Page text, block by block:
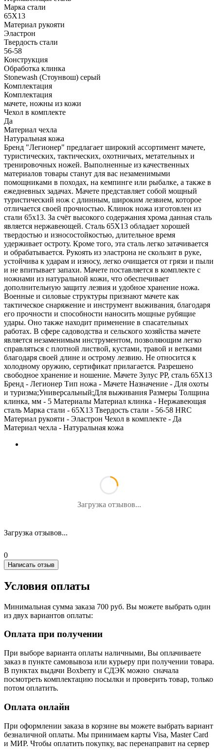
Марка стали
65Х13
Материал рукояти
Эластрон
Твердость стали
56-58
Конструкция
Обработка клинка
Stonewash (Стоунвош) серый
Комплектация
Комплектация
мачете, ножны из кожи
Чехол в комплекте
Да
Материал чехла
Натуральная кожа
Бренд "Легионер" предлагает широкий ассортимент мачете,
туристических, тактических, охотничьих, метательных и
тренировочных ножей. Выполненные из качественных
материалов товары станут для вас незаменимыми
помощниками в походах, на кемпинге или рыбалке, а также в
ежедневных задачах. Мачете представляет собой мощный
туристический нож с длинным, широким лезвием, которое
отличается своей прочностью. Клинок ножа изготовлен из
стали 65х13. За счёт высокого содержания хрома данная сталь
является нержавеющей. Сталь 65Х13 обладает хорошей
твердостью и износостойкостью, длительное время
удерживает остроту. Кроме того, эта сталь легко затачивается
и обрабатывается. Рукоять из эластрона не скользит в руке,
устойчива к ударам и износу, легко очищается от грязи и пыли
и не впитывает запахи. Мачете поставляется в комплекте с
ножнами из натуральной кожи, что обеспечивает
дополнительную защиту лезвия и удобное хранение ножа.
Военные и силовые структуры признают мачете как
тактическое снаряжение и инструмент выживания, благодаря
его прочности и способности наносить мощные рубящие
удары. Оно также находит применение в спасательных
работах. В сфере садоводства и сельского хозяйства мачете
является незаменимым инструментом, позволяющим легко
справляться с плотной листвой, кустами, травой и ветками
благодаря своей длине и острому лезвию. Не относится к
холодному оружию, сертификат прилагается. Разрешено
свободное хранение и ношение. Мачете Зулус РР, сталь 65Х13
Бренд - Легионер Тип ножа - Мачете Назначение - Для охоты
и туризма;Универсальный;Для выживания Размеры Толщина
клинка, мм - 5 Материалы Материал клинка - Нержавеющая
сталь Марка стали - 65Х13 Твердость стали - 56-58 HRC
Материал рукояти - Эластрон Чехол в комплекте - Да
Материал чехла - Натуральная кожа
Загрузка отзывов...
Загрузка отзывов...
0
Написать отзыв
Условия оплаты
Минимальная сумма заказа 700 руб. Вы можете выбрать один
из двух вариантов оплаты:
Оплата при получении
При выборе варианта оплаты наличными, Вы оплачиваете
заказ в пункте самовывоза или курьеру при получении товара.
В пунктах выдачи Boxberry и СДЭК можно сначала
посмотреть комплектацию посылки и проверить товар, только
потом оплатить.
Оплата онлайн
При оформлении заказа в корзине вы можете выбрать вариант
безналичной оплаты. Мы принимаем карты Visa, Master Card
и МИР. Чтобы оплатить покупку, вас перенаправит на сервер